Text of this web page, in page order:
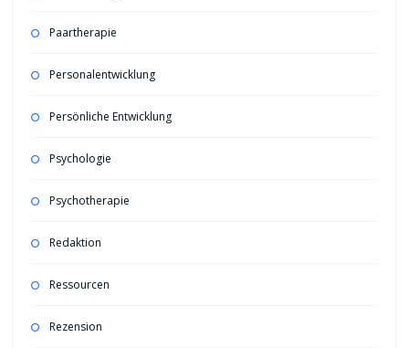
Paartherapie
Personalentwicklung
Persönliche Entwicklung
Psychologie
Psychotherapie
Redaktion
Ressourcen
Rezension